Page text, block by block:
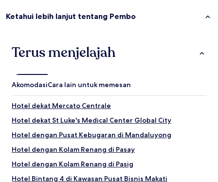
Ketahui lebih lanjut tentang Pembo
Terus menjelajah
AkomodasiCara lain untuk memesan
Hotel dekat Mercato Centrale
Hotel dekat St Luke's Medical Center Global City
Hotel dengan Pusat Kebugaran di Mandaluyong
Hotel dengan Kolam Renang di Pasay
Hotel dengan Kolam Renang di Pasig
Hotel Bintang 4 di Kawasan Pusat Bisnis Makati